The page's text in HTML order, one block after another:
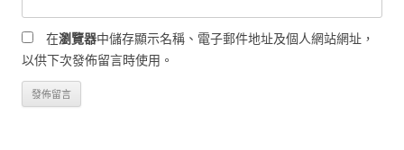
在瀏覽器中儲存顯示名稱、電子郵件地址及個人網站網址，
以供下次發佈留言時使用。